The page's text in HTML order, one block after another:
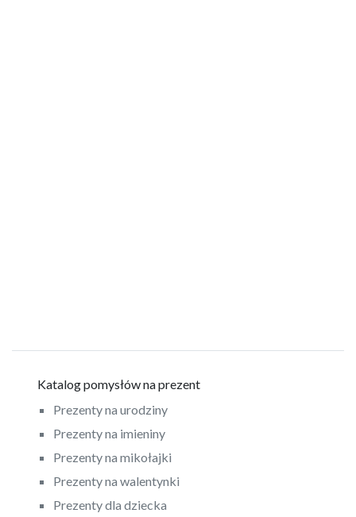
Katalog pomysłów na prezent
Prezenty na urodziny
Prezenty na imieniny
Prezenty na mikołajki
Prezenty na walentynki
Prezenty dla dziecka